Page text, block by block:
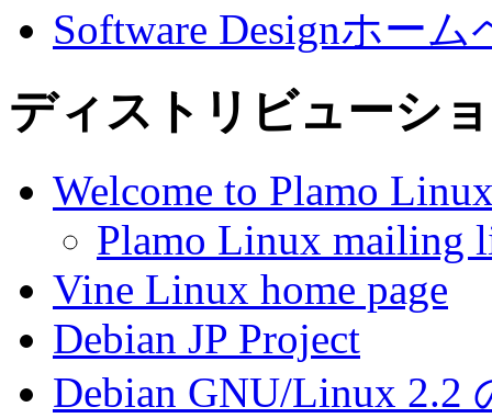
Software Designホーム
ディストリビューシ
Welcome to Plamo
Plamo Linux mailing
Vine Linux home page
Debian JP Project
Debian GNU/Linux 2.2